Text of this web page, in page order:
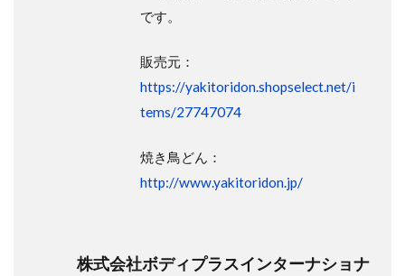
です。
販売元：
https://yakitoridon.shopselect.net/i
tems/27747074
焼き鳥どん：
http://www.yakitoridon.jp/
株式会社ボディプラスインターナショナ